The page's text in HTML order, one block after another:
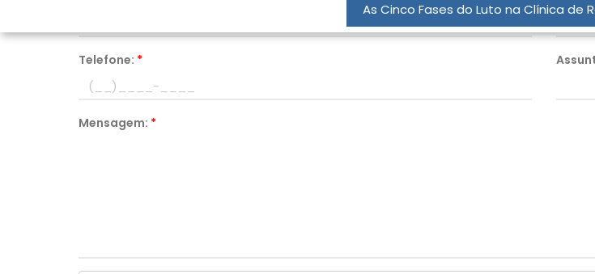
As Cinco Fases do Luto na Clínica de
Telefone: *
Mensagem: *